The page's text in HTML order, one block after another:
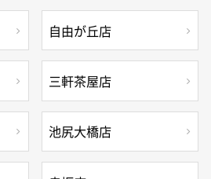
自由が丘店
三軒茶屋店
池尻大橋店